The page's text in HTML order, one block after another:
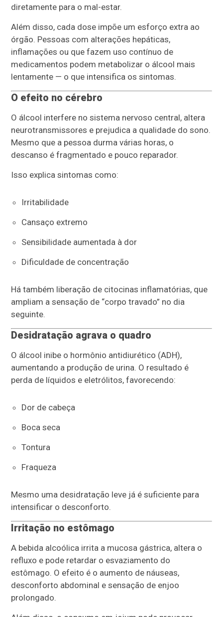
diretamente para o mal-estar.
Além disso, cada dose impõe um esforço extra ao
órgão. Pessoas com alterações hepáticas,
inflamações ou que fazem uso contínuo de
medicamentos podem metabolizar o álcool mais
lentamente — o que intensifica os sintomas.
O efeito no cérebro
O álcool interfere no sistema nervoso central, altera
neurotransmissores e prejudica a qualidade do sono.
Mesmo que a pessoa durma várias horas, o
descanso é fragmentado e pouco reparador.
Isso explica sintomas como:
Irritabilidade
Cansaço extremo
Sensibilidade aumentada à dor
Dificuldade de concentração
Há também liberação de citocinas inflamatórias, que
ampliam a sensação de “corpo travado” no dia
seguinte.
Desidratação agrava o quadro
O álcool inibe o hormônio antidiurético (ADH),
aumentando a produção de urina. O resultado é
perda de líquidos e eletrólitos, favorecendo:
Dor de cabeça
Boca seca
Tontura
Fraqueza
Mesmo uma desidratação leve já é suficiente para
intensificar o desconforto.
Irritação no estômago
A bebida alcoólica irrita a mucosa gástrica, altera o
refluxo e pode retardar o esvaziamento do
estômago. O efeito é o aumento de náuseas,
desconforto abdominal e sensação de enjoo
prolongado.